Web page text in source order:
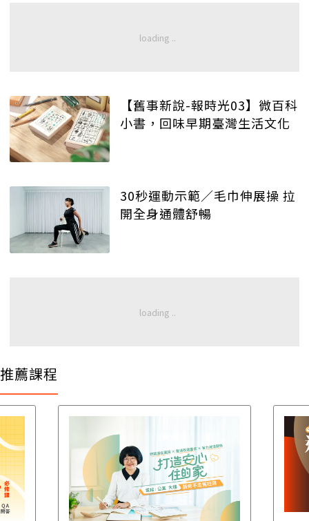
【舊事新說-報時光03】微百科
小書，回味早期臺灣生活文化
30秒運動示範／毛巾伸展操 拉
開全身通體舒暢
推薦課程